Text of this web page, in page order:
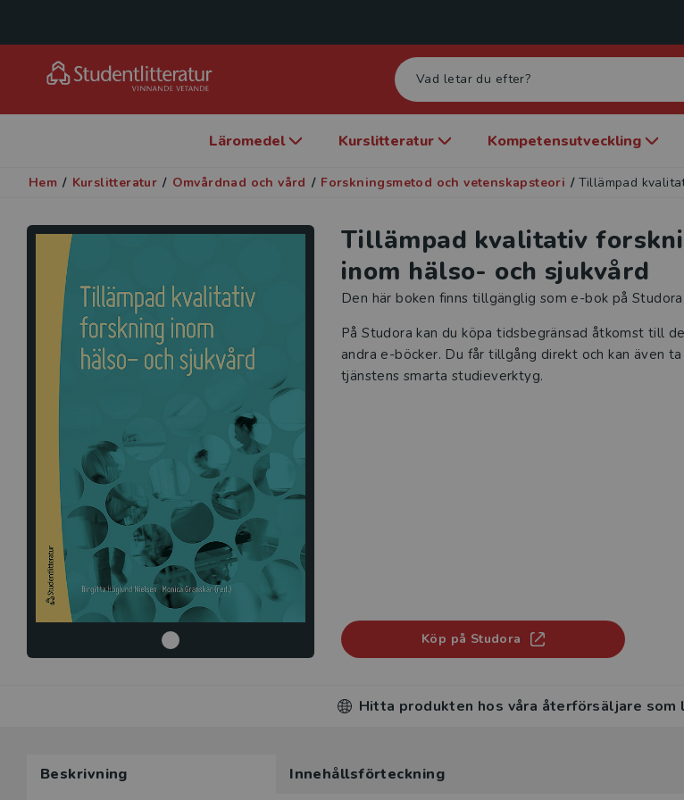
Läromedel Kurslitteratur Kompetensutveckling
Hem / Kurslitteratur / Omvårdnad och vård / Forskningsmetod och vetenskapsteori / Tillämpad
Tillämpad kvalitativ
inom hälso- och sjukvård
Den här boken finns tillgänglig som e-bok på Studora.
På Studora kan du köpa tidsbegränsad åtkomst till
andra e-böcker. Du får tillgång direkt och kan även
tjänstens smarta studieverktyg.
Köp på Studora
Hitta produkten hos våra återförsäljare som
Beskrivning Innehållsförteckning